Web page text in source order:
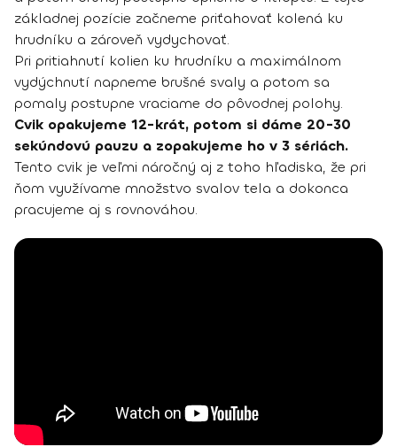
základnej pozície začneme priťahovať kolená ku
hrudníku a zároveň vydychovať.
Pri pritiahnutí kolien ku hrudníku a maximálnom
vydýchnutí napneme brušné svaly a potom sa
pomaly postupne vraciame do pôvodnej polohy.
Cvik opakujeme 12-krát, potom si dáme 20-30
sekúndovú pauzu a zopakujeme ho v 3 sériách.
Tento cvik je veľmi náročný aj z toho hľadiska, že pri
ňom využívame množstvo svalov tela a dokonca
pracujeme aj s rovnováhou.